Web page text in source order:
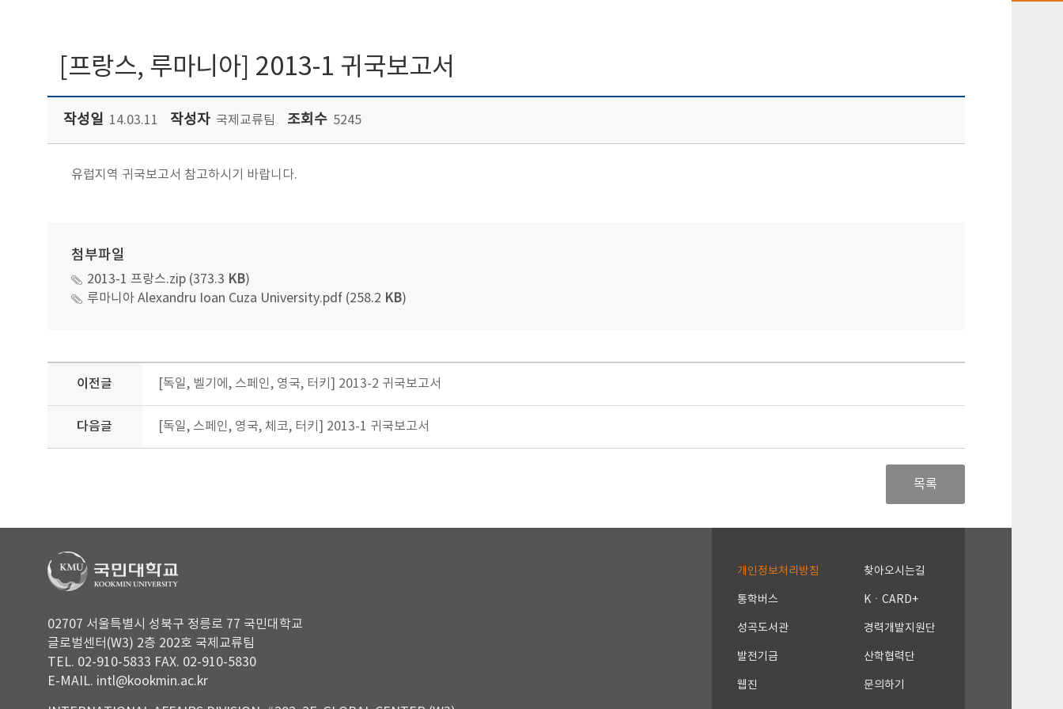
[프랑스, 루마니아] 2013-1 귀국보고서
작성일 14.03.11 작성자 국제교류팀 조회수 5245
유럽지역 귀국보고서 참고하시기 바랍니다.
첨부파일
2013-1 프랑스.zip (373.3 KB)
루마니아 Alexandru Ioan Cuza University.pdf (258.2 KB)
이전글 [독일, 벨기에, 스페인, 영국, 터키] 2013-2 귀국보고서
다음글 [독일, 스페인, 영국, 체코, 터키] 2013-1 귀국보고서
목록
02707 서울특별시 성북구 정릉로 77 국민대학교
글로벌센터(W3) 2층 202호 국제교류팀
TEL. 02-910-5833 FAX. 02-910-5830
E-MAIL. intl@kookmin.ac.kr
개인정보처리방침 찾아오시는길
통학버스 KㆍCARD+
성곡도서관 경력개발지원단
발전기금 산학협력단
웹진 문의하기